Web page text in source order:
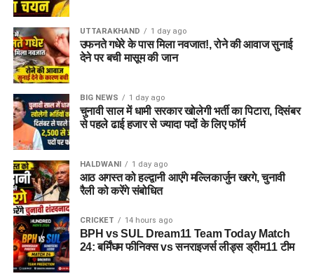
शुभकामनाएं देते हुए जनता से भाजपा प्रत्याशी अनिल बलूनी को वोट देकर
मैंने स्पष्ट देखा है कि एक बार फिर नरेंद्र मोदी देश के प्रधानमंत्री बनने जा
रहे हैं। उन्होंने कहा कि जब भी हमने कोई बात कही तो पीएम मोदी व अमित
शाह ने हर बात को पूरा किया है। मुख्यमंत्री ने कहा कि नरेंद्र मोदी ने कहा
को सच साबित करने की दिशा में दिन रात कार्य कर रहे हैं।
RELATED TOPICS:
HE BRINGS A LONG LIST OF DEVELOPMENT WORKS FOR
UTTARAKHAND
THE STATE HAS GOT A VERY GOOD CHIEF MINISTER: AMIT
SHAH.
WHENEVER CM SINGH DHAMI COMES TO MEET DELHI
UP NEXT
सूर्य तिलक राम नवमी: इंतजार की घडी हुई ख़त्म, दो साल की कड़ी
मेहनत के बाद इस तरह होगा भगवान श्रीराम जी का अभिषेक।
DON'T MISS
UTTARAKHAND 1 day ago
उफनते गधेरे के पास मिला नवजात!, रोने की आवाज सुनाई
देने पर बची मासूम की जान
BIG NEWS 1 day ago
चुनावी साल में धामी सरकार खोलेगी भर्ती का पिटारा, दिसंबर
से पहले ढाई हजार से ज्यादा पदों के लिए फॉर्म
HALDWANI 1 day ago
आठ अगस्त को हल्द्वानी आएंगे मल्लिकार्जुन खरगे, चुनावी
रैली को करेंगे संबोधित
CRICKET 14 hours ago
BPH vs SUL Dream11 Team Today Match
24: बर्मिंघम फीनिक्स vs सनराइजर्स लीड्स ड्रीम11 टीम